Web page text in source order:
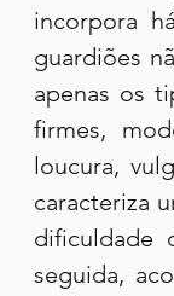
incorpora
guardiões
apenas os
firmes,
loucura,
caracteriza
dificuldade
seguida,